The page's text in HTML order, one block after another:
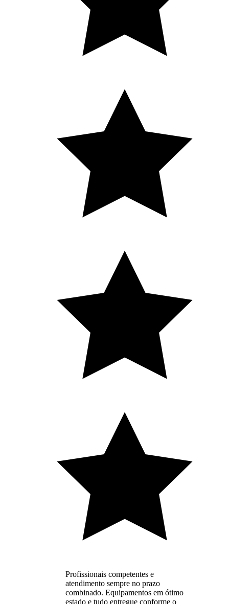
Profissionais competentes e
atendimento sempre no prazo
combinado. Equipamentos em ótimo
estado e tudo entregue conforme o